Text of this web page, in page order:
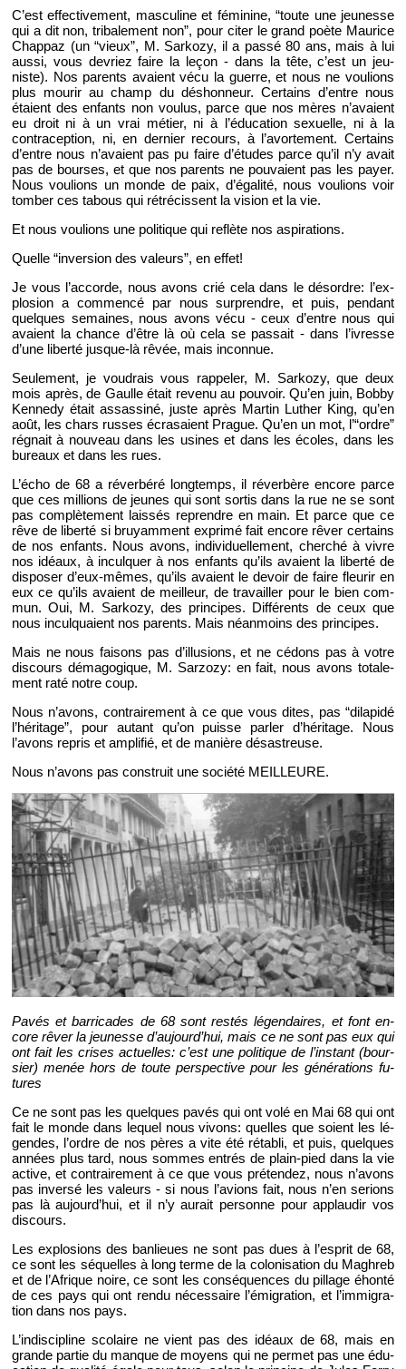
C’est ef­fec­ti­ve­ment, mas­cu­line et fé­mi­nine, “toute une jeu­nesse
qui a dit non, tri­ba­le­ment non”, pour citer le grand poète Mau­rice
Chap­paz (un “vieux”, M. Sar­kozy, il a passé 80 ans, mais à lui
aussi, vous de­vriez faire la leçon - dans la tête, c’est un jeu­
niste). Nos pa­rents avaient vécu la guerre, et nous ne vou­lions
plus mou­rir au champ du déshon­neur. Cer­tains d’entre nous
étaient des en­fants non vou­lus, parce que nos mères n’avaient
eu droit ni à un vrai mé­tier, ni à l’édu­ca­tion sexuelle, ni à la
contra­cep­tion, ni, en der­nier re­cours, à l’avor­te­ment. Cer­tains
d’entre nous n’avaient pas pu faire d’études parce qu’il n’y avait
pas de bourses, et que nos pa­rents ne pou­vaient pas les payer.
Nous vou­lions un monde de paix, d’éga­lité, nous vou­lions voir
tom­ber ces ta­bous qui ré­tré­cissent la vi­sion et la vie.
Et nous vou­lions une po­li­tique qui re­flète nos as­pi­ra­tions.
Quelle “in­ver­sion des va­leurs”, en effet!
Je vous l’ac­corde, nous avons crié cela dans le désordre: l’ex­
plo­sion a com­mencé par nous sur­prendre, et puis, pen­dant
quelques se­maines, nous avons vécu - ceux d’entre nous qui
avaient la chance d’être là où cela se pas­sait - dans l’ivresse
d’une li­berté jusque-là rêvée, mais in­con­nue.
Seule­ment, je vou­drais vous rap­pe­ler, M. Sar­kozy, que deux
mois après, de Gaulle était re­venu au pou­voir. Qu’en juin, Bobby
Ken­nedy était as­sas­siné, juste après Mar­tin Lu­ther King, qu’en
août, les chars russes écra­saient Prague. Qu’en un mot, l’“ordre”
ré­gnait à nou­veau dans les usines et dans les écoles, dans les
bu­reaux et dans les rues.
L’écho de 68 a ré­ver­béré long­temps, il ré­ver­bère en­core parce
que ces mil­lions de jeunes qui sont sor­tis dans la rue ne se sont
pas com­plè­te­ment lais­sés re­prendre en main. Et parce que ce
rêve de li­berté si bruyam­ment ex­primé fait en­core rêver cer­tains
de nos en­fants. Nous avons, in­di­vi­duel­le­ment, cher­ché à vivre
nos idéaux, à in­cul­quer à nos en­fants qu’ils avaient la li­berté de
dis­po­ser d’eux-mêmes, qu’ils avaient le de­voir de faire fleu­rir en
eux ce qu’ils avaient de meilleur, de tra­vailler pour le bien com­
mun. Oui, M. Sar­kozy, des prin­cipes. Dif­fé­rents de ceux que
nous in­cul­quaient nos pa­rents. Mais néan­moins des prin­cipes.
Mais ne nous fai­sons pas d’illu­sions, et ne cé­dons pas à votre
dis­cours dé­ma­go­gique, M. Sar­zozy: en fait, nous avons to­ta­le­
ment raté notre coup.
Nous n’avons, contrai­re­ment à ce que vous dites, pas “di­la­pidé
l’hé­ri­tage”, pour au­tant qu’on puisse par­ler d’hé­ri­tage. Nous
l’avons re­pris et am­pli­fié, et de ma­nière dé­sas­treuse.
Nous n’avons pas construit une so­ciété MEILLEURE.
Pavés et bar­ri­cades de 68 sont res­tés lé­gen­daires, et font en­
core rêver la jeu­nesse d’au­jour­d’hui, mais ce ne sont pas eux qui
ont fait les crises ac­tuelles: c’est une po­li­tique de l’ins­tant (bour­
sier) menée hors de toute pers­pec­tive pour les gé­né­ra­tions fu­
tures
Ce ne sont pas les quelques pavés qui ont volé en Mai 68 qui ont
fait le monde dans le­quel nous vi­vons: quelles que soient les lé­
gendes, l’ordre de nos pères a vite été ré­ta­bli, et puis, quelques
an­nées plus tard, nous sommes en­trés de plain-pied dans la vie
ac­tive, et contrai­re­ment à ce que vous pré­ten­dez, nous n’avons
pas in­versé les va­leurs - si nous l’avions fait, nous n’en se­rions
pas là au­jour­d’hui, et il n’y au­rait per­sonne pour ap­plau­dir vos
dis­cours.
Les ex­plo­sions des ban­lieues ne sont pas dues à l’es­prit de 68,
ce sont les sé­quelles à long terme de la co­lo­ni­sa­tion du Magh­reb
et de l’Afrique noire, ce sont les consé­quences du pillage éhonté
de ces pays qui ont rendu né­ces­saire l’émi­gra­tion, et l’im­mi­gra­
tion dans nos pays.
L’in­dis­ci­pline sco­laire ne vient pas des idéaux de 68, mais en
grande par­tie du manque de moyens qui ne per­met pas une édu­